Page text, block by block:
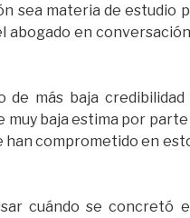
sea materia de estudio
abogado en
más baja
baja estima por parte
comprometido en
cuándo se concretó